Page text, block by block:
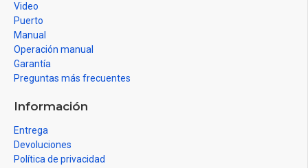
Video
Puerto
Manual
Operación manual
Garantía
Preguntas más frecuentes
Información
Entrega
Devoluciones
Política de privacidad